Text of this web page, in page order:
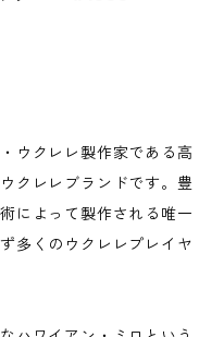
ウクレレ製作家である高
クレレブランドです。豊
によって製作される唯一
多くのウクレレプレイヤ